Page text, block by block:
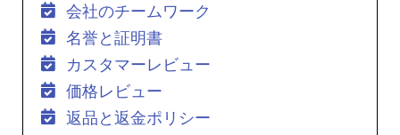
会社のチームワーク
名誉と証明書
カスタマーレビュー
価格レビュー
返品と返金ポリシー